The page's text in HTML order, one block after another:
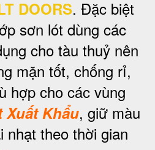
DOORS. Đặc biệt
sơn lót dùng các
cho tàu thuỷ nên
mặn tốt, chống rỉ,
hợp cho các vùng
Xuất Khẩu, giữ màu
nhạt theo thời gian